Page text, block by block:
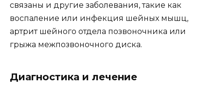
связаны и другие заболевания, такие как
воспаление или инфекция шейных мышц,
артрит шейного отдела позвоночника или
грыжа межпозвоночного диска.
Диагностика и лечение